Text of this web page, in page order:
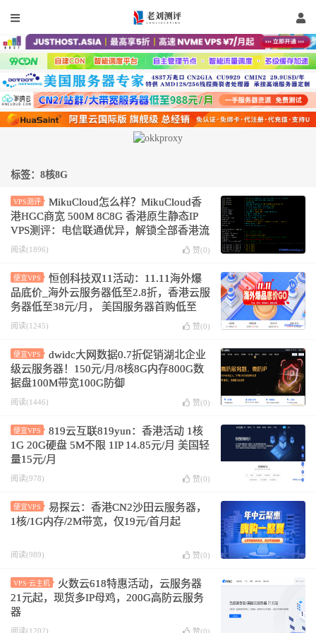
标签：8核8G
VPS测评
MikuCloud怎么样？MikuCloud香
港HGC商宽 500M 8C8G 香港原生静态IP
VPS测评：电信联通优异，解锁全部香港流
媒体
阅读(1896) 赞(0)
便宜VPS
恒创科技双11活动：11.11海外爆
品底价_海外云服务器低至2.8折，香港云服
务器低至38元/月， 美国服务器首购低至
700元/月
阅读(1245) 赞(0)
便宜VPS
dwidc大网数据0.7折促销湖北企业
级云服务器！150元/月/8核8G内存800G数
据盘100M带宽100G防御
阅读(1446) 赞(0)
便宜VPS
819云互联819yun：香港活动 1核
1G 20G硬盘 5M不限 1IP 14.85元/月 美国轻
量15元/月
阅读(978) 赞(0)
便宜VPS
易探云：香港CN2沙田云服务器，
1核/1G内存/2M带宽，仅19元/首月起
阅读(989) 赞(0)
VPS·云主机
火数云618特惠活动，云服务器
21元起，现货多IP母鸡，200G高防云服务
器
阅读(1202)